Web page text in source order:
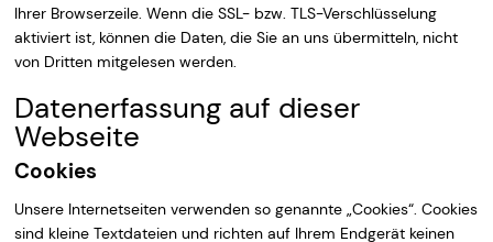
Ihrer Browserzeile. Wenn die SSL- bzw. TLS-Verschlüsselung
aktiviert ist, können die Daten, die Sie an uns übermitteln, nicht
von Dritten mitgelesen werden.
Datenerfassung auf dieser
Webseite
Cookies
Unsere Internetseiten verwenden so genannte „Cookies“. Cookies
sind kleine Textdateien und richten auf Ihrem Endgerät keinen